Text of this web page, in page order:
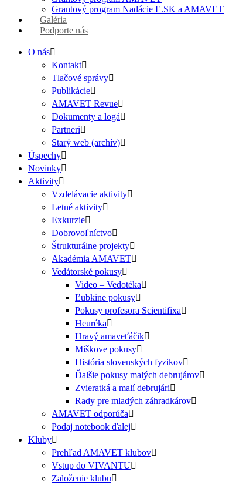
Grantový program Nadácie E.SK a AMAVET
Galéria
Podporte nás
O nás
Kontakt
Tlačové správy
Publikácie
AMAVET Revue
Dokumenty a logá
Partneri
Starý web (archív)
Úspechy
Novinky
Aktivity
Vzdelávacie aktivity
Letné aktivity
Exkurzie
Dobrovoľníctvo
Štrukturálne projekty
Akadémia AMAVET
Vedátorské pokusy
Video – Vedotéka
Ľubkine pokusy
Pokusy profesora Scientifixa
Heuréka
Hravý amaveťáčik
Miškove pokusy
História slovenských fyzikov
Ďalšie pokusy malých debrujárov
Zvieratká a malí debrujári
Rady pre mladých záhradkárov
AMAVET odporúča
Podaj notebook ďalej
Kluby
Prehľad AMAVET klubov
Vstup do VIVANTU
Založenie klubu